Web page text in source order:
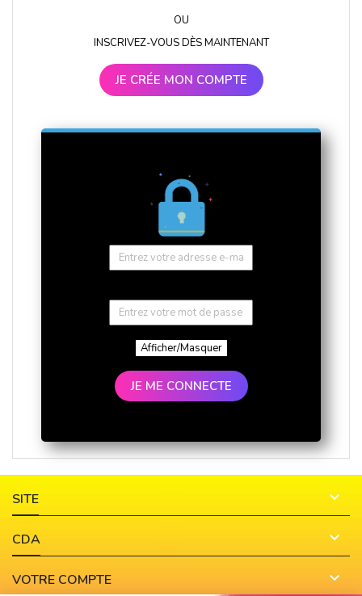
OU
INSCRIVEZ-VOUS DÈS MAINTENANT
JE CRÉE MON COMPTE
Afficher/Masquer
JE ME CONNECTE
SITE 
CDA 
VOTRE COMPTE 